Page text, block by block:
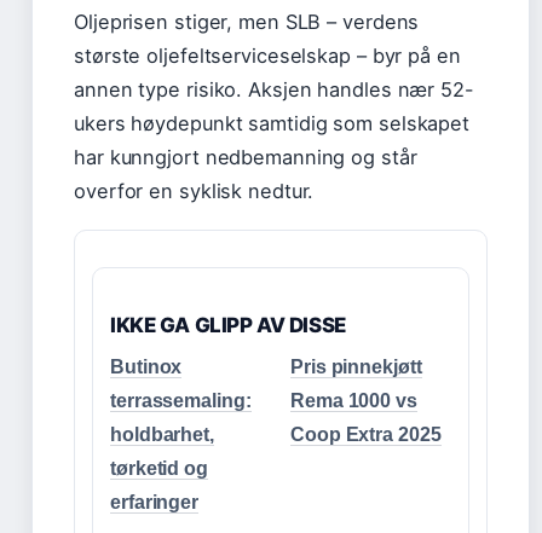
Oljeprisen stiger, men SLB – verdens
største oljefeltserviceselskap – byr på en
annen type risiko. Aksjen handles nær 52-
ukers høydepunkt samtidig som selskapet
har kunngjort nedbemanning og står
overfor en syklisk nedtur.
IKKE GA GLIPP AV DISSE
Butinox
terrassemaling:
holdbarhet,
tørketid og
erfaringer
Pris pinnekjøtt
Rema 1000 vs
Coop Extra 2025